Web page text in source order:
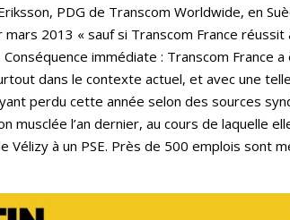
PDG de Transcom Worldwide, en
2013 « sauf si Transcom France réussit
immédiate : Transcom France
dans le contexte actuel, et avec une
perdu cette année selon des sources
musclée l’an dernier, au cours de laquelle
à un PSE. Près de 500 emplois sont